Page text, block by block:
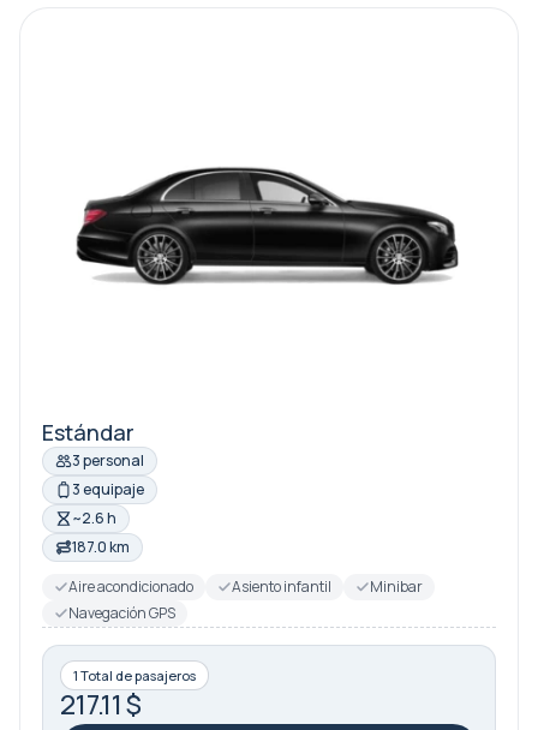
Estándar
3 personal
3 equipaje
~2.6 h
187.0 km
Aire acondicionado
Asiento infantil
Minibar
Navegación GPS
1 Total de pasajeros
217.11 $